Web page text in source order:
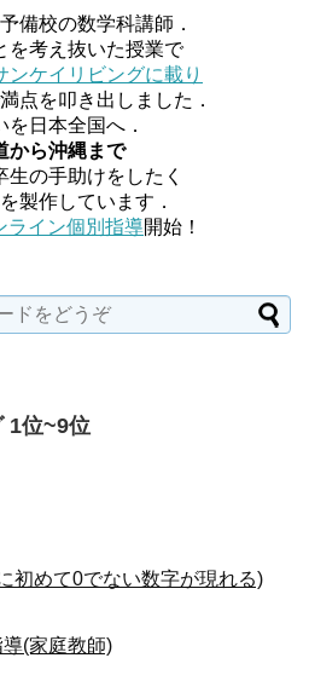
備校の数学科講師．
を考え抜いた授業で
ンケイリビングに載り
点を叩き出しました．
を日本全国へ．
から沖縄まで
生の手助けをしたく
製作しています．
ライン個別指導開始！
1位~9位
初めて0でない数字が現れる)
(家庭教師)